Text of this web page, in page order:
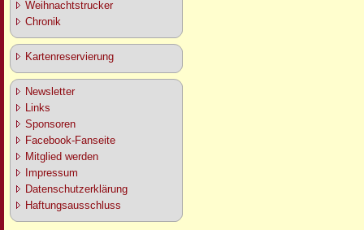
Weihnachtstrucker
Chronik
Kartenreservierung
Newsletter
Links
Sponsoren
Facebook-Fanseite
Mitglied werden
Impressum
Datenschutzerklärung
Haftungsausschluss